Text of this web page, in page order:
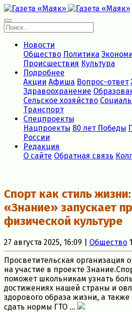
Новости
Общество Политика
Происшествия Культура
Подробнее
Акции Афиша Вопрос-ответ
Здравоохранение
Сельское хозяйство
Транспорт
Спецпроекты
Нацпроекты 80 лет Победы
России
Редакция
О сайте Обратная связь
Спорт как стиль
«Знание» запускает
физической культуре
27 августа 2025, 16:09 | Общество
Просветительская организация
на участие в проекте
поможет школьникам узнать
достижениях нашей страны и
здорового образа жизни, а также
сдать нормы ГТО ...